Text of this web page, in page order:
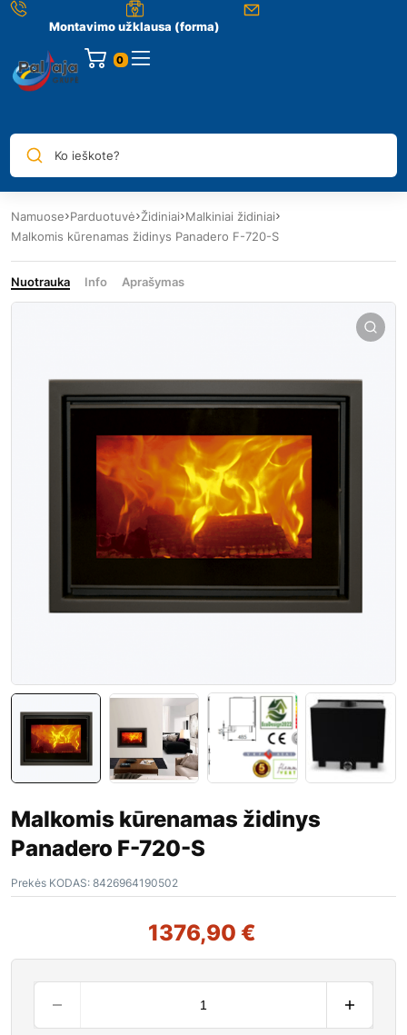
Montavimo užklausa (forma)
0
Ko ieškote?
Namuose Parduotuvė Židiniai Malkiniai židiniai
Malkomis kūrenamas židinys Panadero F-720-S
Nuotrauka Info Aprašymas
Malkomis kūrenamas židinys
Panadero F-720-S
Prekės KODAS: 8426964190502
1376,90 €